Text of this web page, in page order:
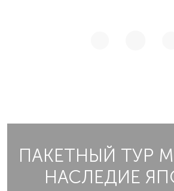
ПАКЕТНЫЙ ТУР
НАСЛЕДИЕ